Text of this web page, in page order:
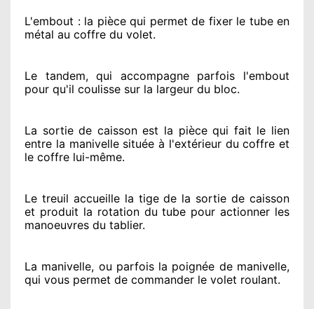
L'embout : la pièce qui permet de fixer le tube en
métal au coffre du volet.
Le tandem, qui accompagne parfois l'embout
pour qu'il coulisse sur la largeur du bloc.
La sortie de caisson est la pièce qui fait le lien
entre la manivelle située à l'extérieurdu coffre et
le coffre lui-même.
Le treuil accueille la tige de la sortie de caisson
et produit la rotation du tube pour actionner les
manoeuvres du tablier.
La manivelle, ou parfois la poignée de manivelle,
qui vous permet de commander le volet roulant.